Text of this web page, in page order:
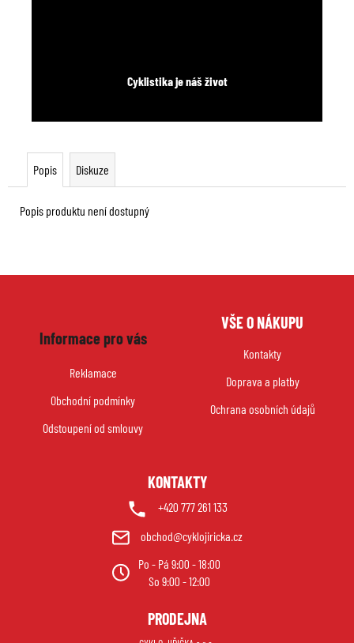
Cyklistika je náš život
Popis Diskuze
Popis produktu není dostupný
Informace pro vás
Reklamace
Obchodní podmínky
Odstoupení od smlouvy
VŠE O NÁKUPU
Kontakty
Doprava a platby
Ochrana osobních údajů
KONTAKTY
+420 777 261 133
obchod@cyklojiricka.cz
Po - Pá 9:00 - 18:00
So 9:00 - 12:00
PRODEJNA